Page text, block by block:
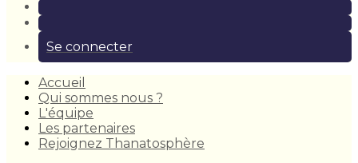
Se connecter
Accueil
Qui sommes nous ?
L'équipe
Les partenaires
Rejoignez Thanatosphère